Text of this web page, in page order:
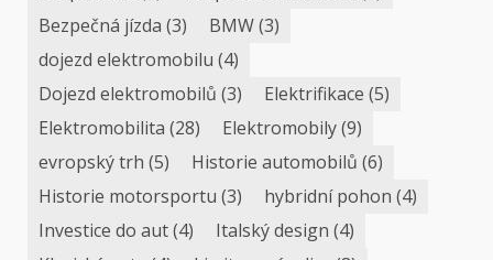
Bezpečná jízda (3) BMW(3)
dojezd elektromobilu (4)
Dojezd elektromobilů (3) Elektrifikace (5)
Elektromobilita (28) Elektromobily(9)
evropský trh (5) Historie automobilů (6)
Historie motorsportu (3) hybridní pohon (4)
Investice do aut(4) Italský design (4)